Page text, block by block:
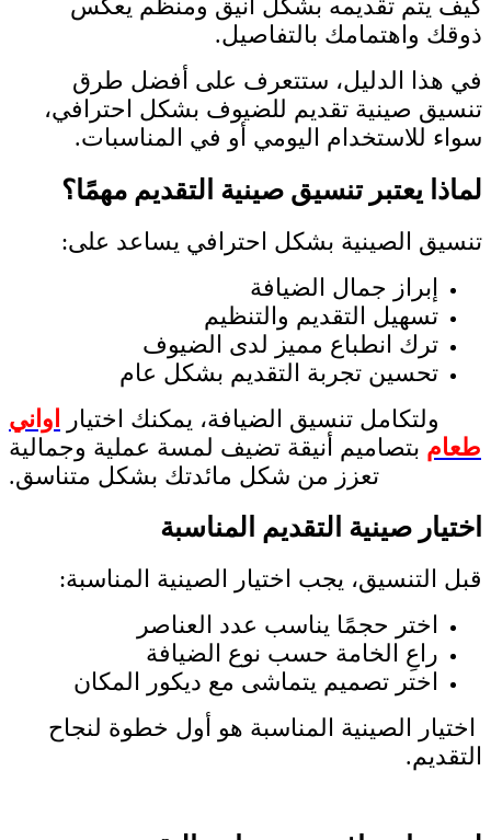
كيف يتم تقديمه بشكل أنيق ومنظم يعكس
ذوقك واهتمامك بالتفاصيل.
في هذا الدليل، ستتعرف على أفضل طرق
تنسيق صينية تقديم للضيوف بشكل احترافي،
سواء للاستخدام اليومي أو في المناسبات.
لماذا يعتبر تنسيق صينية التقديم مهمًا؟
تنسيق الصينية بشكل احترافي يساعد على:
إبراز جمال الضيافة
تسهيل التقديم والتنظيم
ترك انطباع مميز لدى الضيوف
تحسين تجربة التقديم بشكل عام
ولتكامل تنسيق الضيافة، يمكنك اختيار
اواني
طعام بتصاميم أنيقة تضيف لمسة عملية وجمالية
تعزز من شكل مائدتك بشكل متناسق.
اختيار صينية التقديم المناسبة
قبل التنسيق، يجب اختيار الصينية المناسبة:
اختر حجمًا يناسب عدد العناصر
راعِ الخامة حسب نوع الضيافة
اختر تصميم يتماشى مع ديكور المكان
اختيار الصينية المناسبة هو أول خطوة لنجاح
التقديم.